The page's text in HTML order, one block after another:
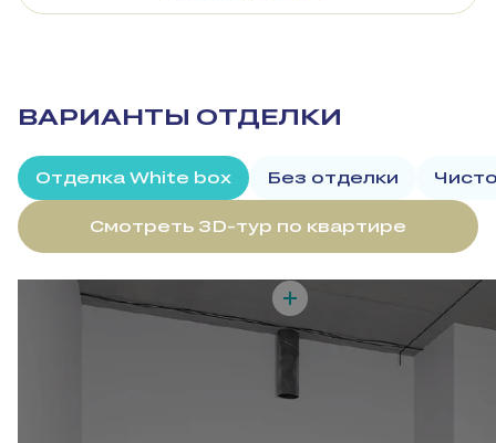
ВАРИАНТЫ ОТДЕЛКИ
Отделка White box Без отделки
Смотреть 3D-тур по квартире